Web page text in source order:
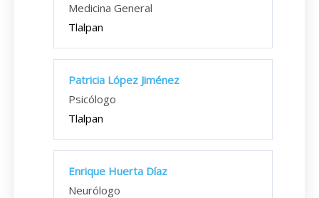
Medicina General
Tlalpan
Patricia López Jiménez
Psicólogo
Tlalpan
Enrique Huerta Díaz
Neurólogo